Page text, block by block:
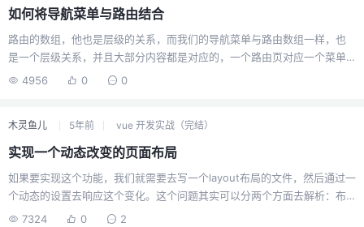
户）、guest（游客）那么最先，我们给路由设置权限，设置哪些等级可以
如何将导航菜单与路由结合
路由的数组，他也是层级的关系，而我们的导航菜单与路由数组一样，也
是一个层级关系，并且大部分内容都是对应的，一个路由页对应一个菜单
按钮。所以，其实我们可以直接将路由数组，作为我们的导航菜单的数
个路由对象是否需要出现在导航栏上，如：export default [{ path:
"/admin", component: () => import ("@/views/adm...
4956 0 0
木灵鱼儿 5年前 vue 开发实战（完结）
实现一个动态改变的页面布局
如果要实现这个功能，我们就需要去写一个layout布局的文件，然后通过一
个动态的设置去响应这个变化。这个问题其实可以分两个方面去解析：布
局文件怎么去做怎么去响应设置布局文件对于写一个布局文件，其实也不
7324 0 2